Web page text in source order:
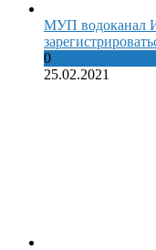
МУП водоканал
0
25.02.2021